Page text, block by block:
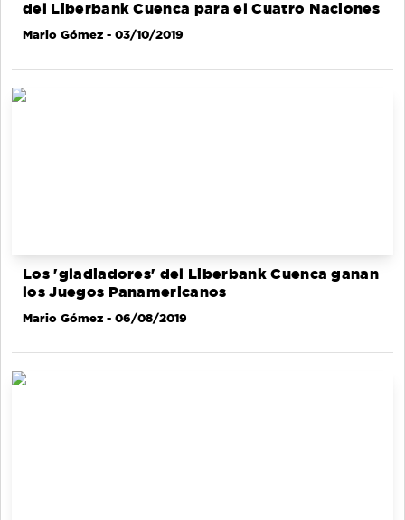
del Liberbank Cuenca para el Cuatro Naciones
Mario Gómez - 03/10/2019
Los 'gladiadores' del Liberbank Cuenca ganan
los Juegos Panamericanos
Mario Gómez - 06/08/2019